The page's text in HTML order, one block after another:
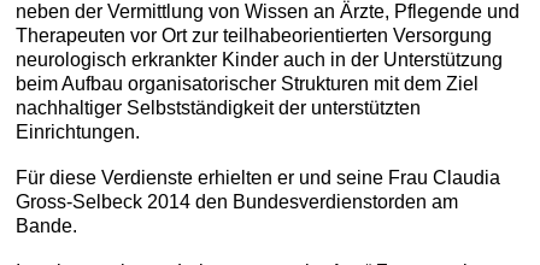
neben der Vermittlung von Wissen an Ärzte, Pflegende und
Therapeuten vor Ort zur teilhabeorientierten Versorgung
neurologisch erkrankter Kinder auch in der Unterstützung
beim Aufbau organisatorischer Strukturen mit dem Ziel
nachhaltiger Selbstständigkeit der unterstützten
Einrichtungen.
Für diese Verdienste erhielten er und seine Frau Claudia
Gross-Selbeck 2014 den Bundesverdienstorden am
Bande.